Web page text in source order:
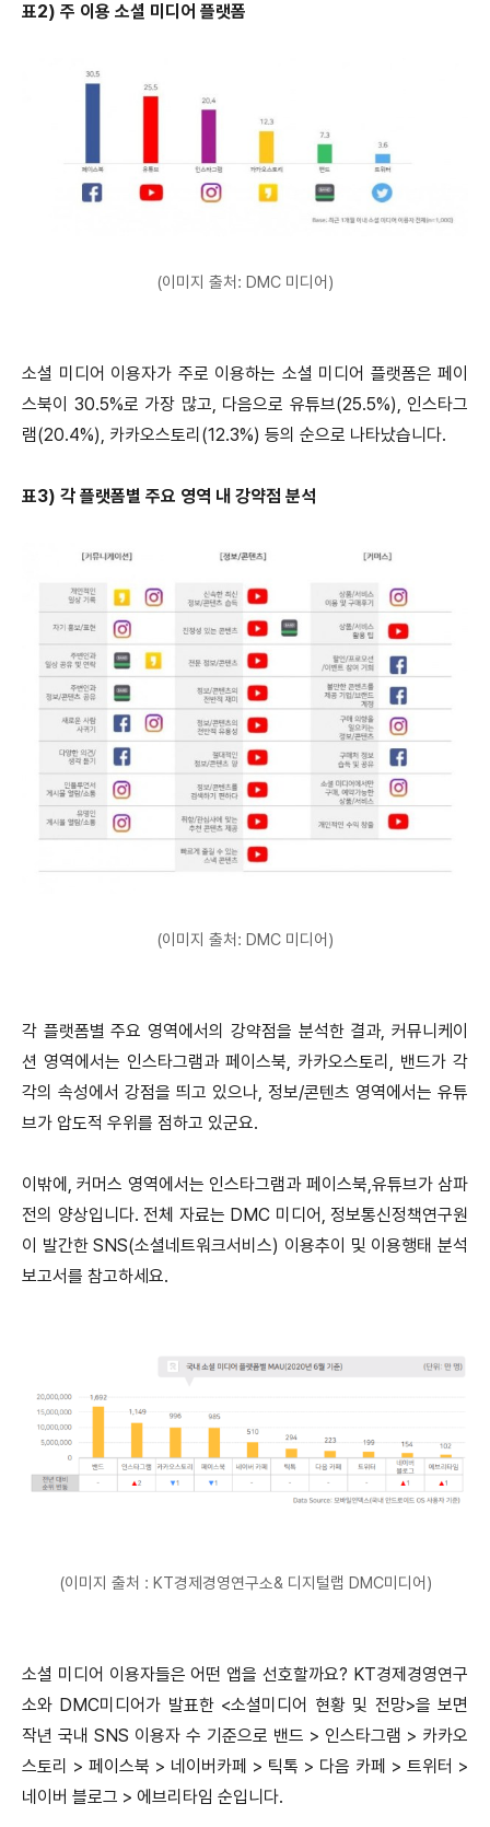
표2) 주 이용 소셜 미디어 플랫폼
(이미지 출처: DMC 미디어)
소셜 미디어 이용자가 주로 이용하는 소셜 미디어 플랫폼은 페이
스북이 30.5%로 가장 많고, 다음으로 유튜브(25.5%), 인스타그
램(20.4%), 카카오스토리(12.3%) 등의 순으로 나타났습니다.
표3) 각 플랫폼별 주요 영역 내 강약점 분석
(이미지 출처: DMC 미디어)
각 플랫폼별 주요 영역에서의 강약점을 분석한 결과, 커뮤니케이
션 영역에서는 인스타그램과 페이스북, 카카오스토리, 밴드가 각
각의 속성에서 강점을 띄고 있으나, 정보/콘텐츠 영역에서는 유튜
브가 압도적 우위를 점하고 있군요.
이밖에, 커머스 영역에서는 인스타그램과 페이스북,유튜브가 삼파
전의 양상입니다. 전체 자료는 DMC 미디어, 정보통신정책연구원
이 발간한 SNS(소셜네트워크서비스) 이용추이 및 이용행태 분석
보고서를 참고하세요.
(이미지 출처 : KT경제경영연구소& 디지털랩 DMC미디어)
소셜 미디어 이용자들은 어떤 앱을 선호할까요? KT경제경영연구
소와 DMC미디어가 발표한 <소셜미디어 현황 및 전망>을 보면
작년 국내 SNS 이용자 수 기준으로 밴드 > 인스타그램 > 카카오
스토리 > 페이스북 > 네이버카페 > 틱톡 > 다음 카페 > 트위터 >
네이버 블로그 > 에브리타임 순입니다.